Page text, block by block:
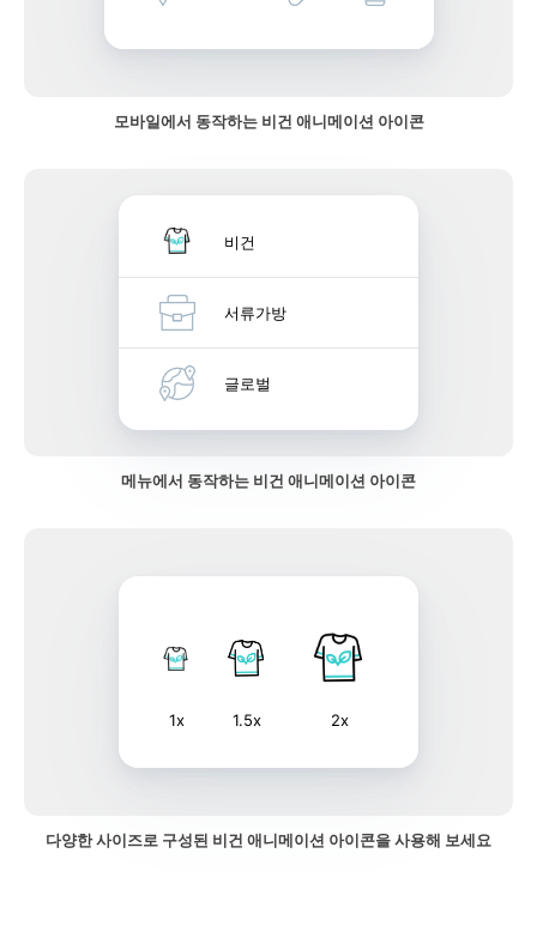
모바일에서 동작하는 비건 애니메이션 아이콘
비건
서류가방
글로벌
메뉴에서 동작하는 비건 애니메이션 아이콘
1x 1.5x 2x
다양한 사이즈로 구성된 비건 애니메이션 아이콘을 사용해 보세요